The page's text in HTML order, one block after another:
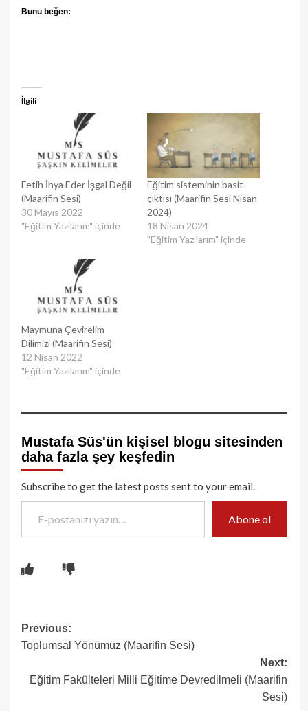
Bunu beğen:
İlgili
Fetih İhya Eder İşgal Değil
(Maarifin Sesi)
30 Mayıs 2022
"Eğitim Yazılarım" içinde
Eğitim sisteminin basit
çıktısı (Maarifin Sesi Nisan
2024)
18 Nisan 2024
"Eğitim Yazılarım" içinde
Maymuna Çevirelim
Dilimizi (Maarifin Sesi)
12 Nisan 2022
"Eğitim Yazılarım" içinde
Mustafa Süs'ün kişisel blogu sitesinden
daha fazla şey keşfedin
Subscribe to get the latest posts sent to your email.
E-postanızı yazın…
Abone ol
Post
navigation
Previous:
Toplumsal Yönümüz (Maarifin Sesi)
Next:
Eğitim Fakülteleri Milli Eğitime Devredilmeli (Maarifin
Sesi)